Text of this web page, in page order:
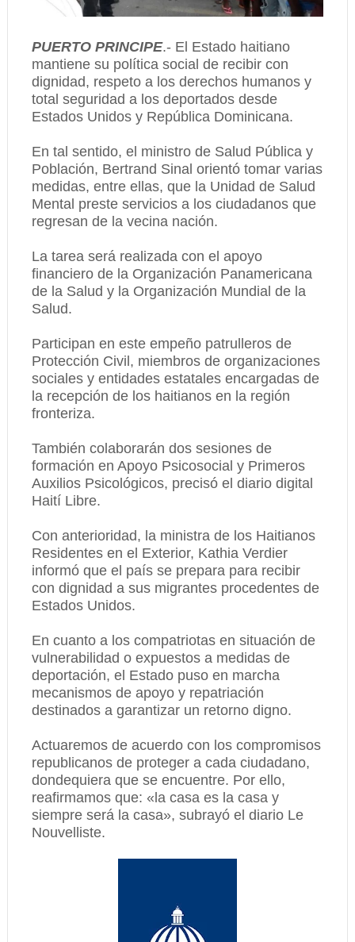
PUERTO PRINCIPE.- El Estado haitiano
mantiene su política social de recibir con
dignidad, respeto a los derechos humanos y
total seguridad a los deportados desde
Estados Unidos y República Dominicana.
En tal sentido, el ministro de Salud Pública y
Población, Bertrand Sinal orientó tomar varias
medidas, entre ellas, que la Unidad de Salud
Mental preste servicios a los ciudadanos que
regresan de la vecina nación.
La tarea será realizada con el apoyo
financiero de la Organización Panamericana
de la Salud y la Organización Mundial de la
Salud.
Participan en este empeño patrulleros de
Protección Civil, miembros de organizaciones
sociales y entidades estatales encargadas de
la recepción de los haitianos en la región
fronteriza.
También colaborarán dos sesiones de
formación en Apoyo Psicosocial y Primeros
Auxilios Psicológicos, precisó el diario digital
Haití Libre.
Con anterioridad, la ministra de los Haitianos
Residentes en el Exterior, Kathia Verdier
informó que el país se prepara para recibir
con dignidad a sus migrantes procedentes de
Estados Unidos.
En cuanto a los compatriotas en situación de
vulnerabilidad o expuestos a medidas de
deportación, el Estado puso en marcha
mecanismos de apoyo y repatriación
destinados a garantizar un retorno digno.
Actuaremos de acuerdo con los compromisos
republicanos de proteger a cada ciudadano,
dondequiera que se encuentre. Por ello,
reafirmamos que: «la casa es la casa y
siempre será la casa», subrayó el diario Le
Nouvelliste.